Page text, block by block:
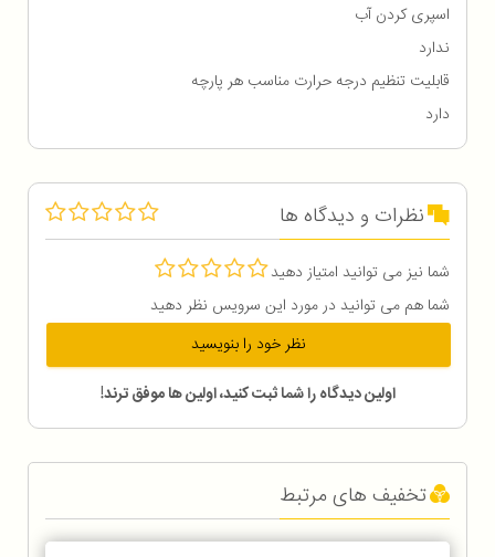
اسپری کردن آب
ندارد
قابلیت تنظیم درجه حرارت مناسب هر پارچه
دارد
نظرات و دیدگاه ها
شما نیز می توانید امتیاز دهید
شما هم می توانید در مورد این سرویس نظر دهید
نظر خود را بنویسید
اولین دیدگاه را شما ثبت کنید، اولین ها موفق ترند!
تخفیف های مرتبط